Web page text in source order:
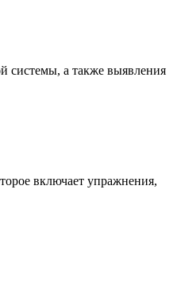
системы, а также выявления
включает упражнения,